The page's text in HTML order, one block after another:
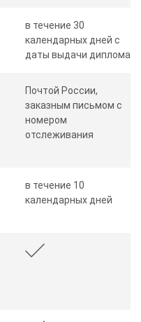
в течение 30
календарных дней с
даты выдачи диплома
Почтой России,
заказным письмом с
номером
отслеживания
в течение 10
календарных дней